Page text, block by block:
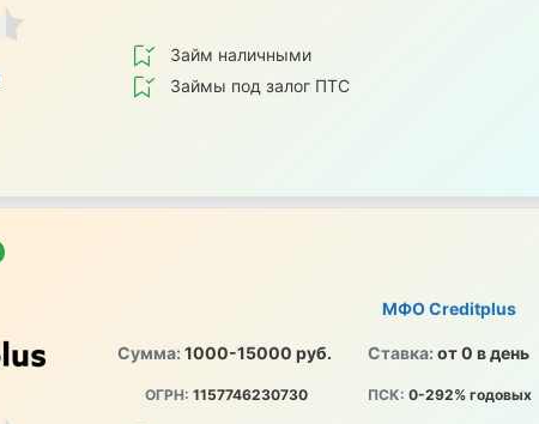
Займ наличными
Займы под залог ПТС
МФО Creditplus
Сумма: 1000-15000 руб. Ставка: от 0 в день
ОГРН: 1157746230730 ПСК: 0-292% годовых